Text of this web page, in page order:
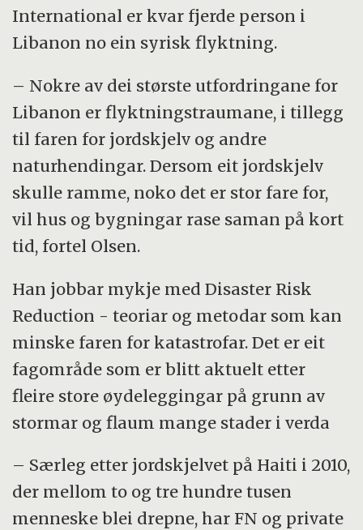
International er kvar fjerde person i
Libanon no ein syrisk flyktning.
– Nokre av dei største utfordringane for
Libanon er flyktningstraumane, i tillegg
til faren for jordskjelv og andre
naturhendingar. Dersom eit jordskjelv
skulle ramme, noko det er stor fare for,
vil hus og bygningar rase saman på kort
tid, fortel Olsen.
Han jobbar mykje med Disaster Risk
Reduction - teoriar og metodar som kan
minske faren for katastrofar. Det er eit
fagområde som er blitt aktuelt etter
fleire store øydeleggingar på grunn av
stormar og flaum mange stader i verda
– Særleg etter jordskjelvet på Haiti i 2010,
der mellom to og tre hundre tusen
menneske blei drepne, har FN og private